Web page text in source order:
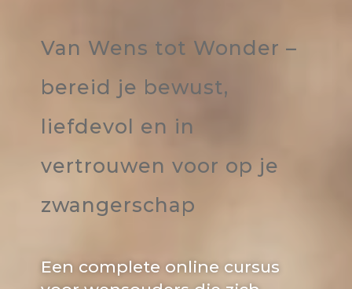
Van Wens tot Wonder –
bereid je bewust,
liefdevol en in
vertrouwen voor op je
zwangerschap
Een complete online cursus